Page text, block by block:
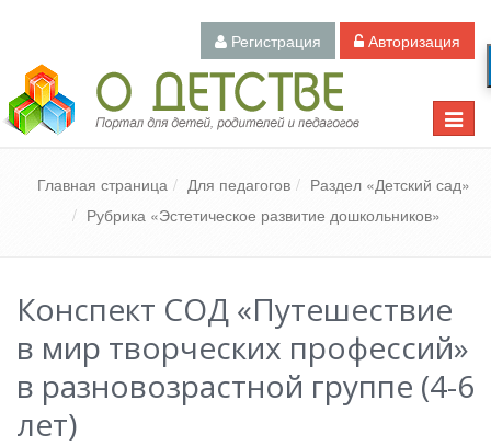
Регистрация Авторизация
Toggle
Педагогический портал «О детстве»
Главная страница Для педагогов
Раздел «Детский сад»
Рубрика «Эстетическое развитие дошкольников»
Конспект СОД «Путешествие
в мир творческих профессий»
в разновозрастной группе (4-6
лет)